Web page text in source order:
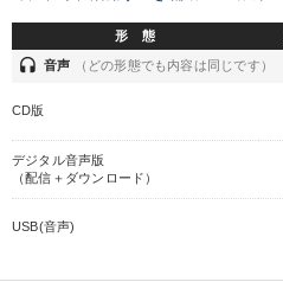
形 態
headset 音声 （どの形態でも内容は同じです）
CD版
デジタル音声版
（配信＋ダウンロード）
USB(音声)